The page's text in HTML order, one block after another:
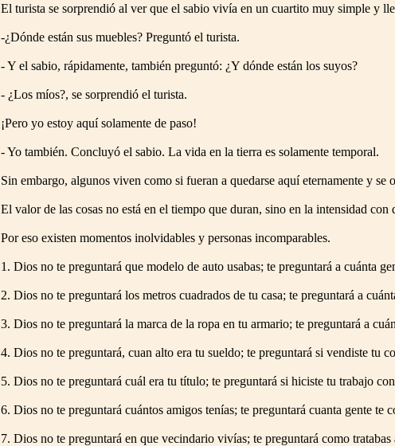
El turista se sorprendió al ver que el sabio vivía en un cuartito muy simple y
-¿Dónde están sus muebles? Preguntó el turista.
- Y el sabio, rápidamente, también preguntó: ¿Y dónde están los suyos?
- ¿Los míos?, se sorprendió el turista.
¡Pero yo estoy aquí solamente de paso!
- Yo también. Concluyó el sabio. La vida en la tierra es solamente temporal.
Sin embargo, algunos viven como si fueran a quedarse aquí eternamente y se
El valor de las cosas no está en el tiempo que duran, sino en la intensidad con
Por eso existen momentos inolvidables y personas incomparables.
1. Dios no te preguntará que modelo de auto usabas; te preguntará a cuánta
2. Dios no te preguntará los metros cuadrados de tu casa; te preguntará a
3. Dios no te preguntará la marca de la ropa en tu armario; te preguntará a
4. Dios no te preguntará, cuan alto era tu sueldo; te preguntará si vendiste tu
5. Dios no te preguntará cuál era tu título; te preguntará si hiciste tu trabajo
6. Dios no te preguntará cuántos amigos tenías; te preguntará cuanta gente te
7. Dios no te preguntará en que vecindario vivías; te preguntará como tratabas